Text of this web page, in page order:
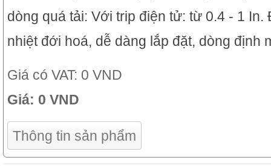
dòng quá tải: Với trip điện tử: từ 0.4 - 1
nhiệt đới hoá, dễ dàng lắp đặt, dòng định
Giá có VAT: 0 VND
Giá: 0 VND
Thông tin sản phẩm